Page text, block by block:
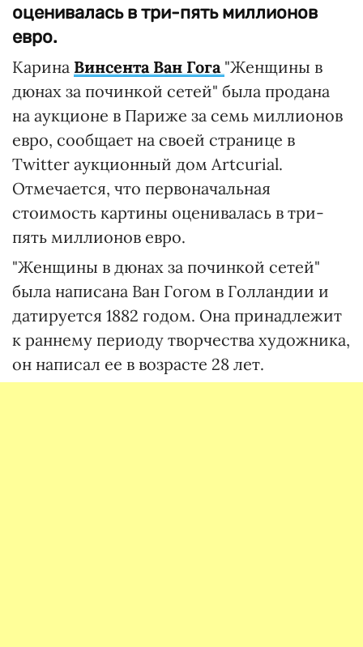
оценивалась в три-пять миллионов
евро.
Карина Винсента Ван Гога "Женщины в
дюнах за починкой сетей" была продана
на аукционе в Париже за семь миллионов
евро, сообщает на своей странице в
Twitter аукционный дом Artcurial.
Отмечается, что первоначальная
стоимость картины оценивалась в три-
пять миллионов евро.
"Женщины в дюнах за починкой сетей"
была написана Ван Гогом в Голландии и
датируется 1882 годом. Она принадлежит
к раннему периоду творчества художника,
он написал ее в возрасте 28 лет.